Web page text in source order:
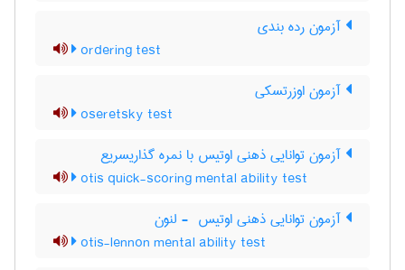
آزمون رده بندی
ordering test
آزمون اوزرتسکی
oseretsky test
آزمون توانایی ذهنی اوتیس با نمره گذاریسریع
otis quick-scoring mental ability test
آزمون توانایی ذهنی اوتیس ‎ - لنون
otis-lennon mental ability test